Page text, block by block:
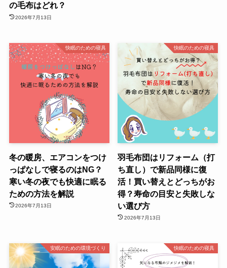
の毛布はどれ？
2026年7月13日
快眠のための寝具
冬の暖房、エアコンをつけ
っぱなしで寝るのはNG？
寒い冬の夜でも快適に眠る
ための方法を解説
2026年7月13日
快眠のための寝具
羽毛布団はリフォーム（打
ち直し）で新品同様に復
活！買い替えとどっちがお
得？寿命の目安と失敗しな
い選び方
2026年7月13日
安眠のための環境づくり 快眠のための寝具